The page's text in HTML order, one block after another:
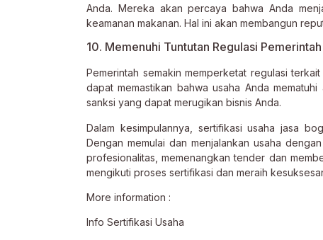
Anda. Mereka akan percaya bahwa Anda
keamanan makanan. Hal ini akan membangun
10. Memenuhi Tuntutan Regulasi Pemerintah
Pemerintah semakin memperketat regulasi
dapat memastikan bahwa usaha Anda
sanksi yang dapat merugikan bisnis Anda.
Dalam kesimpulannya, sertifikasi usaha jasa
Dengan memulai dan menjalankan usaha
profesionalitas, memenangkan tender dan
mengikuti proses sertifikasi dan meraih
More information :
Info Sertifikasi Usaha